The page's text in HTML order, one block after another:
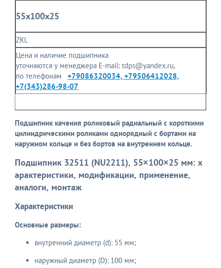
55x100x25
ZKL
Цена и наличие подшипника
уточняются у менеджера E-mail: tdps@yandex.ru,
по телефонам +79086320034, +79506412028,
+7(343)286-98-07
Подшипник качения роликовый радиальный с короткими
цилиндрическими роликами однорядный с бортами на
наружном кольце и без бортов на внутреннем кольце.
Подшипник 32511 (NU2211), 55×100×25 мм: х
арактеристики, модификации, применение,
аналоги, монтаж
Характеристики
Основные размеры:
внутренний диаметр (d): 55 мм;
наружный диаметр (D): 100 мм;